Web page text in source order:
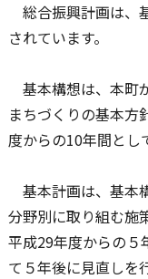
総合振興計画は、
されています。
基本構想は、本町
まちづくりの基本方
度からの10年間とし
基本計画は、基本
分野別に取り組む施
平成29年度からの５
て５年後に見直しを